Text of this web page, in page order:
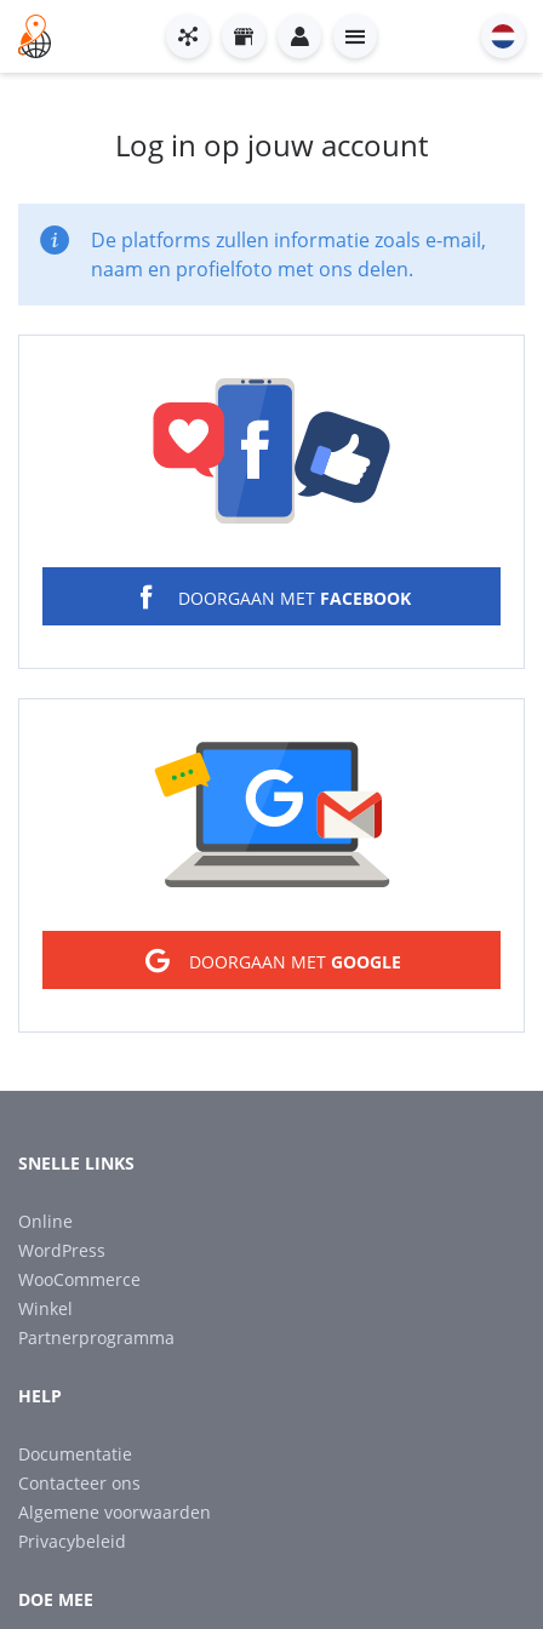
Log in op jouw account
De platforms zullen informatie zoals e-mail,
naam en profielfoto met ons delen.
DOORGAAN MET FACEBOOK
DOORGAAN MET GOOGLE
SNELLE LINKS
Online
WordPress
WooCommerce
Winkel
Partnerprogramma
HELP
Documentatie
Contacteer ons
Algemene voorwaarden
Privacybeleid
DOE MEE